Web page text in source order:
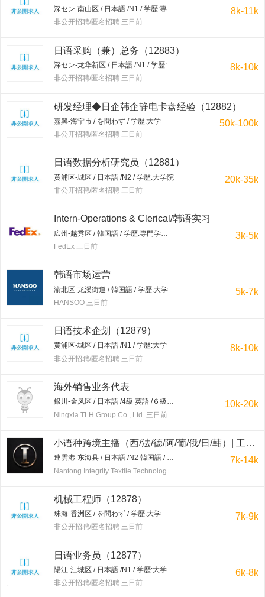
深セン-南山区 / 日本語 /N1 / 学歴:専門学校・短大
非公开招聘/匿名招聘 三日前
8k-11k
日语采购（兼）总务（12883）
非公开招聘/匿名招聘 三日前
8k-10k
研发经理◆日企韩企静电卡盘经验（12882）
嘉興-海宁市 / を問わず / 学歴:大学
非公开招聘/匿名招聘 三日前
50k-100k
日语数据分析研究员（12881）
黄浦区-城区 / 日本語 /N2 / 学歴:大学院
非公开招聘/匿名招聘 三日前
20k-35k
Intern-Operations & Clerical/韩语实习
FedEx 三日前
3k-5k
韩语市场运营
渝北区-龙溪街道 / 韓国語 / 学歴:大学
HANSOO 三日前
5k-7k
日语技术企划（12879）
黄浦区-城区 / 日本語 /N1 / 学歴:大学
非公开招聘/匿名招聘 三日前
8k-10k
海外销售业务代表
銀川-金凤区 / 日本語 /4級 英語 /６級 日本語を優先 / 学歴:大学
Ningxia TLH Group Co., Ltd. 三日前
10k-20k
小语种跨境主播（西/法/德/阿/葡/俄/日/韩）| 工作地点：连云港东海水晶城 | 保底7-20K+提成+免费培训
連雲港-东海县 / 日本語 /N2 韓国語 / 学歴:を問わず
7k-14k
机械工程师（12878）
珠海-香洲区 / を問わず / 学歴:大学
非公开招聘/匿名招聘 三日前
7k-9k
日语业务员（12877）
陽江-江城区 / 日本語 /N1 / 学歴:大学
非公开招聘/匿名招聘 三日前
6k-8k